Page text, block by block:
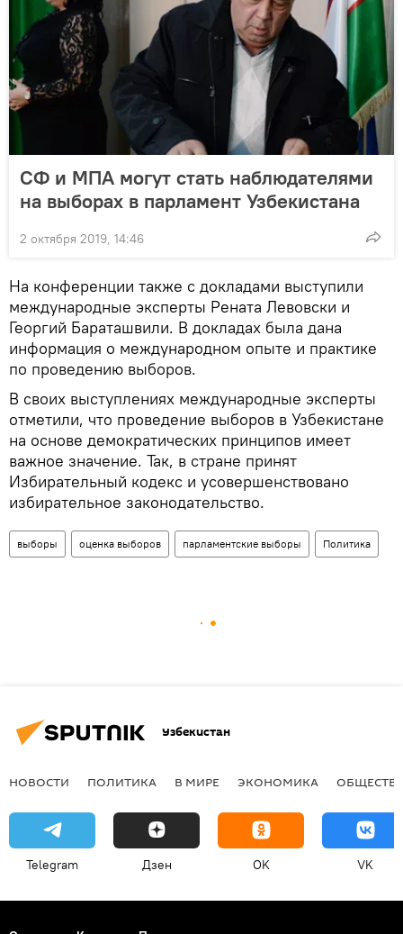
СФ и МПА могут стать наблюдателями
на выборах в парламент Узбекистана
2 октября 2019, 14:46
На конференции также с докладами выступили
международные эксперты Рената Левовски и
Георгий Бараташвили. В докладах была дана
информация о международном опыте и практике
по проведению выборов.
В своих выступлениях международные эксперты
отметили, что проведение выборов в Узбекистане
на основе демократических принципов имеет
важное значение. Так, в стране принят
Избирательный кодекс и усовершенствовано
избирательное законодательство.
выборы оценка выборов парламентские выборы Политика
Узбекистан
НОВОСТИ ПОЛИТИКА В МИРЕ ЭКОНОМИКА
Telegram Дзен OK VK